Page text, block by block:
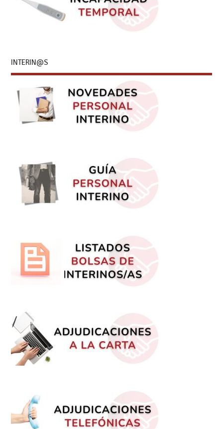
INTERIN@S